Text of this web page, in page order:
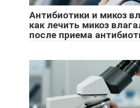
Антибиотики и микоз
как лечить микоз
после приема